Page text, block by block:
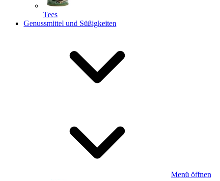
Tees
Genussmittel und Süßigkeiten
Menü öffnen